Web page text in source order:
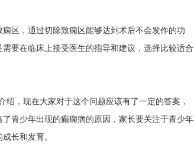
区，通过切除致痫区能够达到术后不会发作的功
要在临床上接受医生的指导和建议，选择比较适合
，现在大家对于这个问题应该有了一定的答案，
青少年出现的癫痫病的原因，家长要关注于青少年
长和发育。